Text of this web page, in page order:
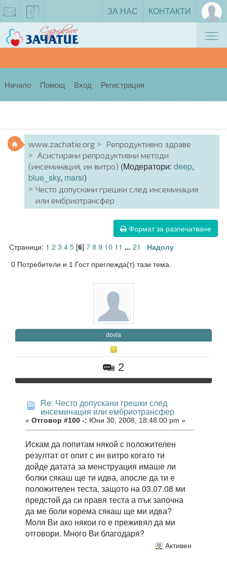
facebook
ЗА НАС КОНТАКТИ
Начало Помощ Вход Регистрация
www.zachatie.org
Репродуктивно здраве
Асистирани репродуктивни методи
(инсеминация, ин витро) (Модератори: deep,
blue_sky, marsi)
Често допускани грешки след инсеминация
или ембриотрансфер
Формат за разпечатване
Страници: 1 2345[6] 789 10 11 ... 21 Надолу
0 Потребители и 1 Гост преглежда(т) тази тема.
dovla
2
Re: Често допускани грешки след
инсеминация или ембриотрансфер
« Отговор #100 -: Юни 30, 2008, 18:48:00 pm »
Искам да попитам някой с положителен
резултат от опит с ин витро когато ти
дойде датата за менструация имаше ли
болки сякаш ще ти идва, апосле да ти е
положителен теста, защото на 03.07.08 ми
предстой да си правя теста а пък започна
да ме боли корема сякаш ще ми идва?
Моля Ви ако някои го е преживял да ми
отговори. Много Ви благодаря?
Активен